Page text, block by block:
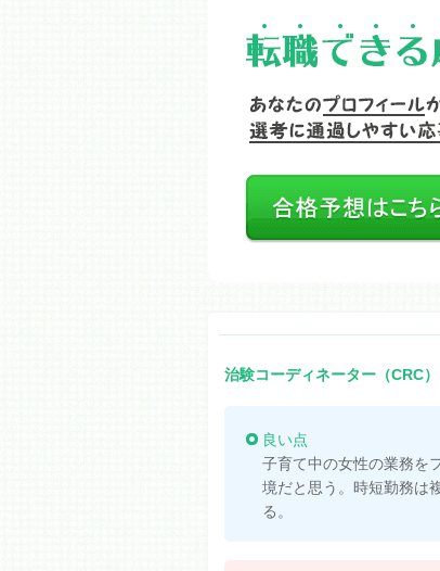
治験コーディネーター（CRC
良い点
子育て中の女性の業務を
境だと思う。時短勤務は
る。